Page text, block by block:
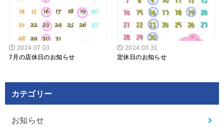
2024.07.03
7月の店休日のお知らせ
2024.03.31
定休日のお知らせ
カテゴリー
お知らせ